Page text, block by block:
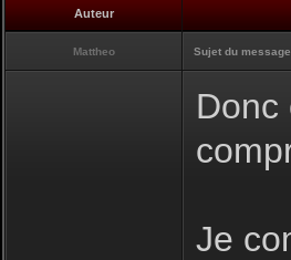
Auteur
Mattheo Sujet du
Donc
Je